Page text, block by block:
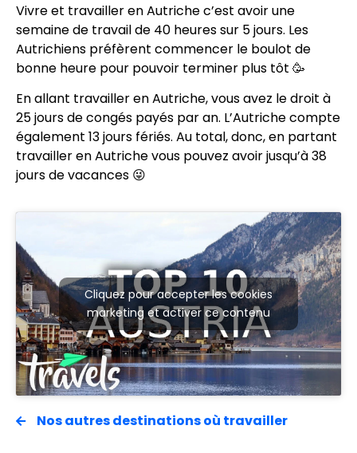
Vivre et travailler en Autriche c’est avoir une
semaine de travail de 40 heures sur 5 jours. Les
Autrichiens préfèrent commencer le boulot de
bonne heure pour pouvoir terminer plus tôt 🥳
En allant travailler en Autriche, vous avez le droit à
25 jours de congés payés par an. L’Autriche compte
également 13 jours fériés. Au total, donc, en partant
travailler en Autriche vous pouvez avoir jusqu’à 38
jours de vacances 😜
Cliquez pour accepter les cookies
marketing et activer ce contenu
Nos autres destinations où travailler